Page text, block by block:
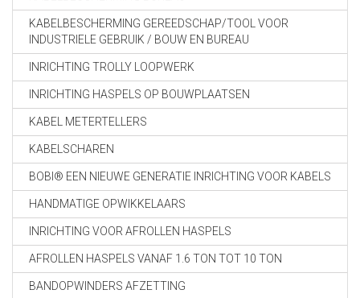
KABELBESCHERMING GEREEDSCHAP/TOOL VOOR
INDUSTRIELE GEBRUIK / BOUW EN BUREAU
INRICHTING TROLLY LOOPWERK
INRICHTING HASPELS OP BOUWPLAATSEN
KABEL METERTELLERS
KABELSCHAREN
BOBI® EEN NIEUWE GENERATIE INRICHTING VOOR KABELS
HANDMATIGE OPWIKKELAARS
INRICHTING VOOR AFROLLEN HASPELS
AFROLLEN HASPELS VANAF 1.6 TON TOT 10 TON
BANDOPWINDERS AFZETTING